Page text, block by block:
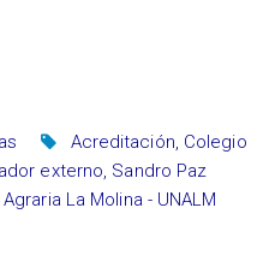
Acreditación, Colegio
externo, Sandro Paz
La Molina - UNALM